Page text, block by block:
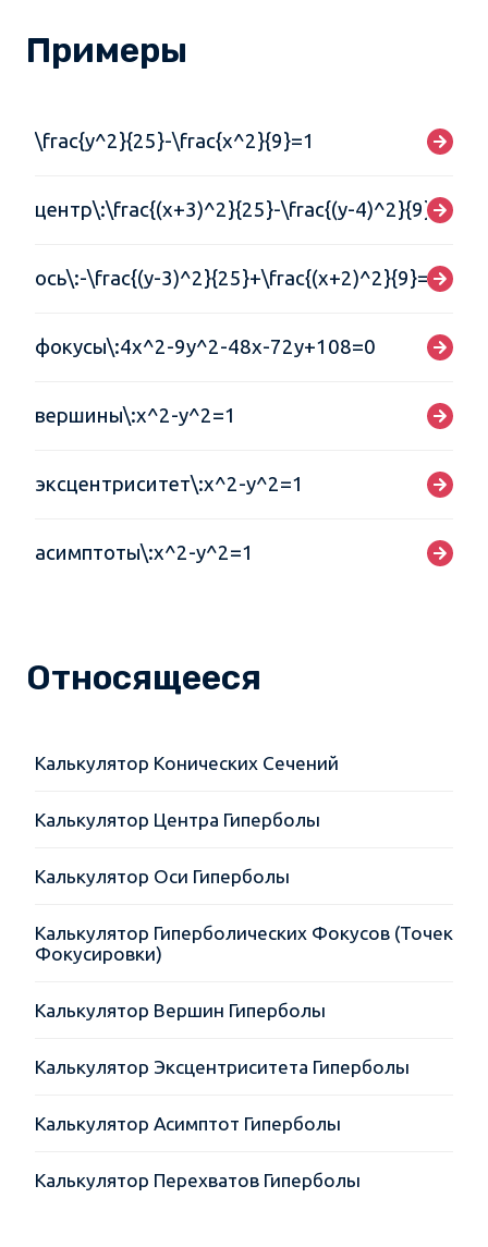
Примеры
\frac{y^2}{25}-\frac{x^2}{9}=1
центр\:\frac{(x+3)^2}{25}-\frac{(y-4)^2}{9}=1
ось\:-\frac{(y-3)^2}{25}+\frac{(x+2)^2}{9}=1
фокусы\:4x^2-9y^2-48x-72y+108=0
вершины\:x^2-y^2=1
эксцентриситет\:x^2-y^2=1
асимптоты\:x^2-y^2=1
Относящееся
Калькулятор Конических Сечений
Калькулятор Центра Гиперболы
Калькулятор Оси Гиперболы
Калькулятор Гиперболических Фокусов (Точек
Фокусировки)
Калькулятор Вершин Гиперболы
Калькулятор Эксцентриситета Гиперболы
Калькулятор Асимптот Гиперболы
Калькулятор Перехватов Гиперболы